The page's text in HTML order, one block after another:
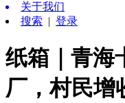
关于我们
搜索 | 登录
纸箱｜青海
厂，村民增